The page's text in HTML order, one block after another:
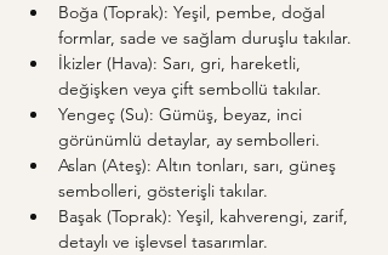
Boğa (Toprak): Yeşil, pembe, doğal
formlar, sade ve sağlam duruşlu takılar.
İkizler (Hava): Sarı, gri, hareketli,
değişken veya çift sembollü takılar.
Yengeç (Su): Gümüş, beyaz, inci
görünümlü detaylar, ay sembolleri.
Aslan (Ateş): Altın tonları, sarı, güneş
sembolleri, gösterişli takılar.
Başak (Toprak): Yeşil, kahverengi, zarif,
detaylı ve işlevsel tasarımlar.